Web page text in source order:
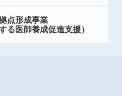
点形成事業
る医師養成促進支援）